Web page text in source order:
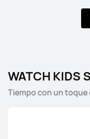
WATCH KIDS
Tiempo con un toque